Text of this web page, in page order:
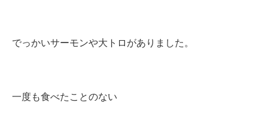
でっかいサーモンや大トロがありました。
一度も食べたことのない